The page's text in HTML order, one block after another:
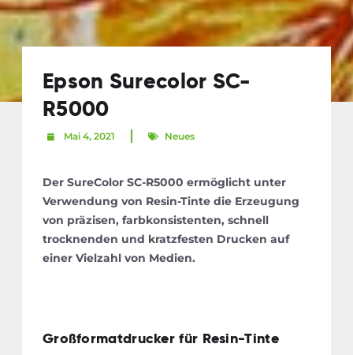
Epson Surecolor SC-
R5000
Mai 4, 2021 Neues
Der SureColor SC-R5000 ermöglicht unter
Verwendung von Resin-Tinte die Erzeugung
von präzisen, farbkonsistenten, schnell
trocknenden und kratzfesten Drucken auf
einer Vielzahl von Medien.
Großformatdrucker für Resin-Tinte